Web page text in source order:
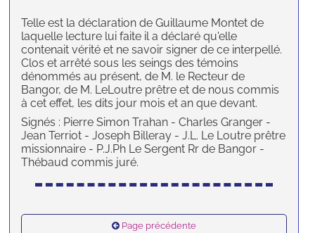
Telle est la déclaration de Guillaume Montet de
laquelle lecture lui faite il a déclaré qu'elle
contenait vérité et ne savoir signer de ce interpellé.
Clos et arrêté sous les seings des témoins
dénommés au présent, de M. le Recteur de
Bangor, de M. LeLoutre prêtre et de nous commis
à cet effet, les dits jour mois et an que devant.
Signés : Pierre Simon Trahan - Charles Granger -
Jean Terriot - Joseph Billeray - J.L. Le Loutre prêtre
missionnaire - P.J.Ph Le Sergent Rr de Bangor -
Thébaud commis juré.
Page précédente